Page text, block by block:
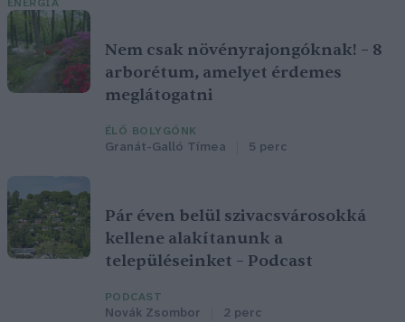
ENERGIA
Nem csak növényrajongóknak! – 8
arborétum, amelyet érdemes
meglátogatni
ÉLŐ BOLYGÓNK
Granát-Galló Tímea 5 perc
Pár éven belül szivacsvárosokká
kellene alakítanunk a
településeinket – Podcast
PODCAST
Novák Zsombor 2 perc